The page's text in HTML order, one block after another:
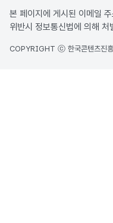
본 페이지에 게시된 이메일
위반시 정보통신법에 의해
COPYRIGHT ⓒ 한국콘텐츠진